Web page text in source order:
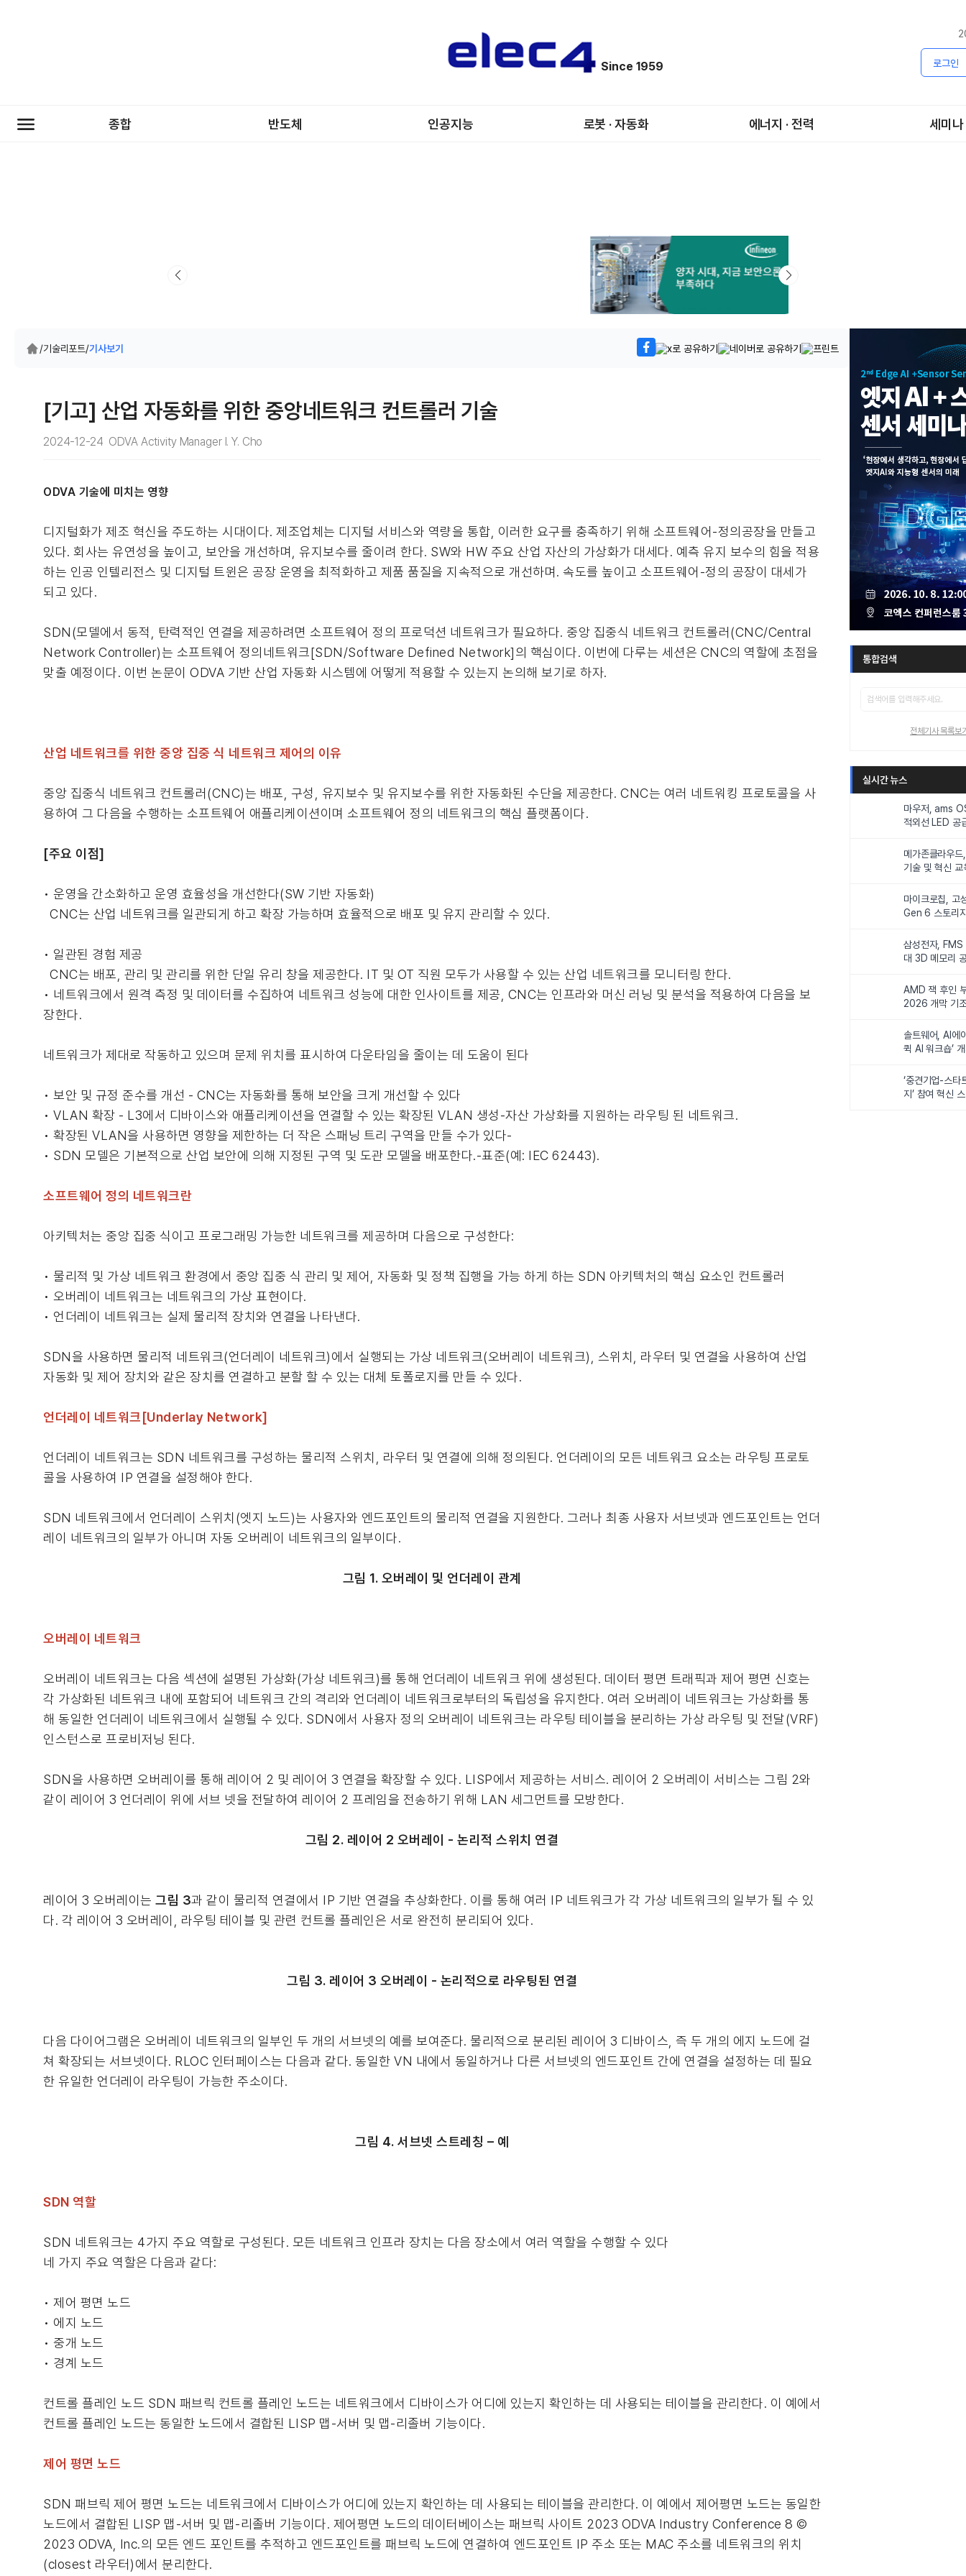
Since 1959 로그인
종합 반도체 인공지능 로봇 · 자동화 에너지 · 전력 세미나
/기술리포트/기사보기
[기고] 산업 자동화를 위한 중앙네트워크 컨트롤러 기술
2024-12-24 ODVA Activity Manager I. Y. Cho
ODVA 기술에 미치는 영향
디지털화가 제조 혁신을 주도하는 시대이다. 제조업체는 디지털 서비스와 역량을 통합, 이러한 요구를 충족하기 위해 소프트웨어-정의공장을 만들고
있다. 회사는 유연성을 높이고, 보안을 개선하며, 유지보수를 줄이려 한다. SW와 HW 주요 산업 자산의 가상화가 대세다. 예측 유지 보수의 힘을 적용
하는 인공 인텔리전스 및 디지털 트윈은 공장 운영을 최적화하고 제품 품질을 지속적으로 개선하며. 속도를 높이고 소프트웨어-정의 공장이 대세가
되고 있다.
SDN(모델에서 동적, 탄력적인 연결을 제공하려면 소프트웨어 정의 프로덕션 네트워크가 필요하다. 중앙 집중식 네트워크 컨트롤러(CNC/Central
Network Controller)는 소프트웨어 정의네트워크[SDN/Software Defined Network]의 핵심이다. 이번에 다루는 세션은 CNC의 역할에 초점을
맞출 예정이다. 이번 논문이 ODVA 기반 산업 자동화 시스템에 어떻게 적용할 수 있는지 논의해 보기로 하자.
산업 네트워크를 위한 중앙 집중 식 네트워크 제어의 이유
중앙 집중식 네트워크 컨트롤러(CNC)는 배포, 구성, 유지보수 및 유지보수를 위한 자동화된 수단을 제공한다. CNC는 여러 네트워킹 프로토콜을 사
용하여 그 다음을 수행하는 소프트웨어 애플리케이션이며 소프트웨어 정의 네트워크의 핵심 플랫폼이다.
[주요 이점]
• 운영을 간소화하고 운영 효율성을 개선한다(SW 기반 자동화)
CNC는 산업 네트워크를 일관되게 하고 확장 가능하며 효율적으로 배포 및 유지 관리할 수 있다.
• 일관된 경험 제공
CNC는 배포, 관리 및 관리를 위한 단일 유리 창을 제공한다. IT 및 OT 직원 모두가 사용할 수 있는 산업 네트워크를 모니터링 한다.
• 네트워크에서 원격 측정 및 데이터를 수집하여 네트워크 성능에 대한 인사이트를 제공, CNC는 인프라와 머신 러닝 및 분석을 적용하여 다음을 보
장한다.
네트워크가 제대로 작동하고 있으며 문제 위치를 표시하여 다운타임을 줄이는 데 도움이 된다
• 보안 및 규정 준수를 개선 - CNC는 자동화를 통해 보안을 크게 개선할 수 있다
• VLAN 확장 - L3에서 디바이스와 애플리케이션을 연결할 수 있는 확장된 VLAN 생성-자산 가상화를 지원하는 라우팅 된 네트워크.
• 확장된 VLAN을 사용하면 영향을 제한하는 더 작은 스패닝 트리 구역을 만들 수가 있다-
• SDN 모델은 기본적으로 산업 보안에 의해 지정된 구역 및 도관 모델을 배포한다.-표준(예: IEC 62443).
소프트웨어 정의 네트워크란
아키텍처는 중앙 집중 식이고 프로그래밍 가능한 네트워크를 제공하며 다음으로 구성한다:
• 물리적 및 가상 네트워크 환경에서 중앙 집중 식 관리 및 제어, 자동화 및 정책 집행을 가능 하게 하는 SDN 아키텍처의 핵심 요소인 컨트롤러
• 오버레이 네트워크는 네트워크의 가상 표현이다.
• 언더레이 네트워크는 실제 물리적 장치와 연결을 나타낸다.
SDN을 사용하면 물리적 네트워크(언더레이 네트워크)에서 실행되는 가상 네트워크(오버레이 네트워크), 스위치, 라우터 및 연결을 사용하여 산업
자동화 및 제어 장치와 같은 장치를 연결하고 분할 할 수 있는 대체 토폴로지를 만들 수 있다.
언더레이 네트워크[Underlay Network]
언더레이 네트워크는 SDN 네트워크를 구성하는 물리적 스위치, 라우터 및 연결에 의해 정의된다. 언더레이의 모든 네트워크 요소는 라우팅 프로토
콜을 사용하여 IP 연결을 설정해야 한다.
SDN 네트워크에서 언더레이 스위치(엣지 노드)는 사용자와 엔드포인트의 물리적 연결을 지원한다. 그러나 최종 사용자 서브넷과 엔드포인트는 언더
레이 네트워크의 일부가 아니며 자동 오버레이 네트워크의 일부이다.
그림 1. 오버레이 및 언더레이 관계
오버레이 네트워크
오버레이 네트워크는 다음 섹션에 설명된 가상화(가상 네트워크)를 통해 언더레이 네트워크 위에 생성된다. 데이터 평면 트래픽과 제어 평면 신호는
각 가상화된 네트워크 내에 포함되어 네트워크 간의 격리와 언더레이 네트워크로부터의 독립성을 유지한다. 여러 오버레이 네트워크는 가상화를 통
해 동일한 언더레이 네트워크에서 실행될 수 있다. SDN에서 사용자 정의 오버레이 네트워크는 라우팅 테이블을 분리하는 가상 라우팅 및 전달(VRF)
인스턴스로 프로비저닝 된다.
SDN을 사용하면 오버레이를 통해 레이어 2 및 레이어 3 연결을 확장할 수 있다. LISP에서 제공하는 서비스. 레이어 2 오버레이 서비스는 그림 2와
같이 레이어 3 언더레이 위에 서브 넷을 전달하여 레이어 2 프레임을 전송하기 위해 LAN 세그먼트를 모방한다.
그림 2. 레이어 2 오버레이 - 논리적 스위치 연결
레이어 3 오버레이는 그림 3과 같이 물리적 연결에서 IP 기반 연결을 추상화한다. 이를 통해 여러 IP 네트워크가 각 가상 네트워크의 일부가 될 수 있
다. 각 레이어 3 오버레이, 라우팅 테이블 및 관련 컨트롤 플레인은 서로 완전히 분리되어 있다.
그림 3. 레이어 3 오버레이 - 논리적으로 라우팅된 연결
다음 다이어그램은 오버레이 네트워크의 일부인 두 개의 서브넷의 예를 보여준다. 물리적으로 분리된 레이어 3 디바이스, 즉 두 개의 에지 노드에 걸
쳐 확장되는 서브넷이다. RLOC 인터페이스는 다음과 같다. 동일한 VN 내에서 동일하거나 다른 서브넷의 엔드포인트 간에 연결을 설정하는 데 필요
한 유일한 언더레이 라우팅이 가능한 주소이다.
그림 4. 서브넷 스트레칭 – 예
SDN 역할
SDN 네트워크는 4가지 주요 역할로 구성된다. 모든 네트워크 인프라 장치는 다음 장소에서 여러 역할을 수행할 수 있다
네 가지 주요 역할은 다음과 같다:
• 제어 평면 노드
• 에지 노드
• 중개 노드
• 경계 노드
컨트롤 플레인 노드 SDN 패브릭 컨트롤 플레인 노드는 네트워크에서 디바이스가 어디에 있는지 확인하는 데 사용되는 테이블을 관리한다. 이 예에서
컨트롤 플레인 노드는 동일한 노드에서 결합된 LISP 맵-서버 및 맵-리졸버 기능이다.
제어 평면 노드
SDN 패브릭 제어 평면 노드는 네트워크에서 디바이스가 어디에 있는지 확인하는 데 사용되는 테이블을 관리한다. 이 예에서 제어평면 노드는 동일한
노드에서 결합된 LISP 맵-서버 및 맵-리졸버 기능이다. 제어평면 노드의 데이터베이스는 패브릭 사이트 2023 ODVA Industry Conference 8 ©
2023 ODVA, Inc.의 모든 엔드 포인트를 추적하고 엔드포인트를 패브릭 노드에 연결하여 엔드포인트 IP 주소 또는 MAC 주소를 네트워크의 위치
(closest 라우터)에서 분리한다.
통합검색
전체기사 목록보
실시간 뉴스
마우저, ams
적외선 LED 공
메가존클라우드
기술 및 혁신
마이크로칩, 고
Gen 6 스토리
삼성전자,
대 3D 메모리
AMD 잭 후인
2026 개막 기
솔트웨어, AI에
퀵 AI 워크숍’
‘중견기업-스타
지’ 참여 혁신